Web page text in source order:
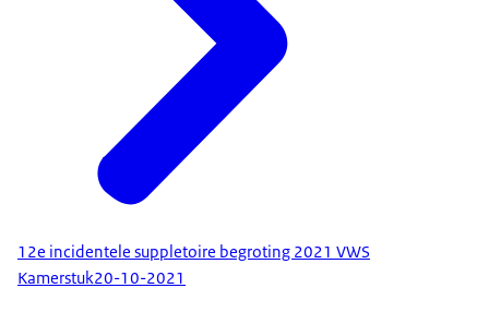
12e incidentele suppletoire begroting 2021 VWS
Kamerstuk20-10-2021